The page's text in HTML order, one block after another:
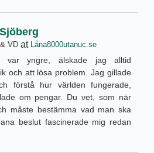
VDat Låna8000utanuc.se
var yngre, älskade jag alltid
och att lösa problem. Jag gillade
förstå hur världen fungerade,
om pengar. Du vet, som när
måste bestämma vad man ska
beslut fascinerade mig redan